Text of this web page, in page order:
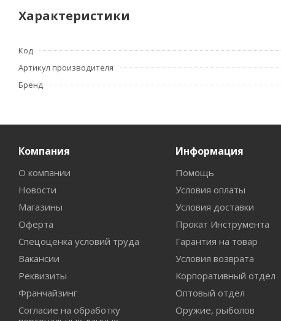
Характеристики
Код
Артикул производителя
Бренд
Компания
О компании
Новости
Магазины
Оферта
Спецоценка условий труда
Вакансии
Реквизиты
Франчайзинг
Согласие на обработку
Информация
Помощь
Условия оплаты
Условия доставки
Прокат Инструмента
Гарантия на товар
Условия возврата
Корпоративный отдел
Оптовый отдел
Оружие, рыболов